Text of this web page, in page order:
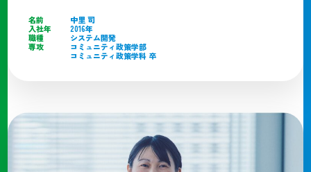
名前
中里 司
入社年
2016年
職種
システム開発
専攻
コミュニティ政策学部
コミュニティ政策学科 卒